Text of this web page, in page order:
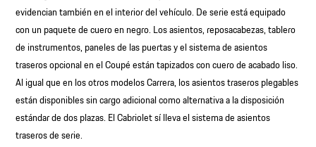
evidencian también en el interior del vehículo. De serie está equipado
con un paquete de cuero en negro. Los asientos, reposacabezas, tablero
de instrumentos, paneles de las puertas y el sistema de asientos
traseros opcional en el Coupé están tapizados con cuero de acabado liso.
Al igual que en los otros modelos Carrera, los asientos traseros plegables
están disponibles sin cargo adicional como alternativa a la disposición
estándar de dos plazas. El Cabriolet sí lleva el sistema de asientos
traseros de serie.